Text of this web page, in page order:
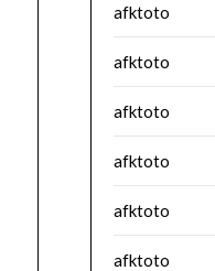
afktoto
afktoto
afktoto
afktoto
afktoto
afktoto